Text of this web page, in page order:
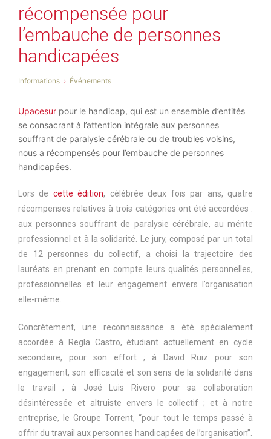
récompensée pour
l’embauche de personnes
handicapées
Informations Événements
Upacesur pour le handicap, qui est un ensemble d’entités
se consacrant à l’attention intégrale aux personnes
souffrant de paralysie cérébrale ou de troubles voisins,
nous a récompensés pour l’embauche de personnes
handicapées.
Lors de cette édition, célébrée deux fois par ans, quatre
récompenses relatives à trois catégories ont été accordées :
aux personnes souffrant de paralysie cérébrale, au mérite
professionnel et à la solidarité. Le jury, composé par un total
de 12 personnes du collectif, a choisi la trajectoire des
lauréats en prenant en compte leurs qualités personnelles,
professionnelles et leur engagement envers l’organisation
elle-même.
Concrètement, une reconnaissance a été spécialement
accordée à Regla Castro, étudiant actuellement en cycle
secondaire, pour son effort ; à David Ruiz pour son
engagement, son efficacité et son sens de la solidarité dans
le travail ; à José Luis Rivero pour sa collaboration
désintéressée et altruiste envers le collectif ; et à notre
entreprise, le Groupe Torrent, “pour tout le temps passé à
offrir du travail aux personnes handicapées de l’organisation”.